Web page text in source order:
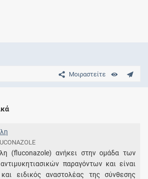
Μοιραστείτε
(fluconazole) ανήκει στην ομάδα των
παραγόντων και είναι
ειδικός αναστολέας της σύνθεσης